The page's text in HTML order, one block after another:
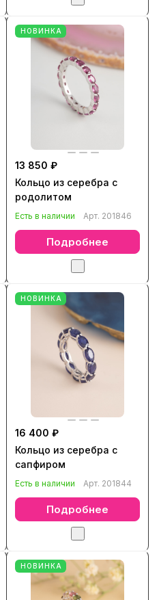
НОВИНКА
13 850 ₽
Кольцо из серебра с
родолитом
Есть в наличии Арт. 201846
Подробнее
НОВИНКА
16 400 ₽
Кольцо из серебра с
сапфиром
Есть в наличии Арт. 201844
Подробнее
НОВИНКА